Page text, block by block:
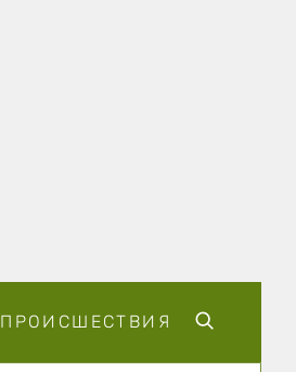
ПРОИСШЕСТВИЯ